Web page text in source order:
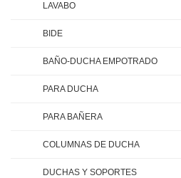
LAVABO
BIDE
BAÑO-DUCHA EMPOTRADO
PARA DUCHA
PARA BAÑERA
COLUMNAS DE DUCHA
DUCHAS Y SOPORTES